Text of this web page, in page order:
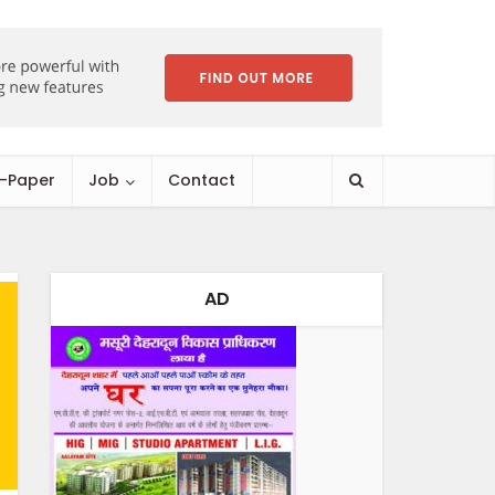
Paper Job Contact
AD